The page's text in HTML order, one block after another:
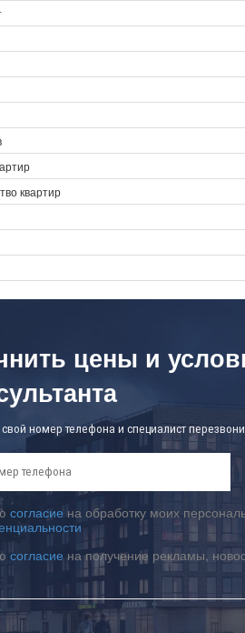
квартир
цены и
свой номер телефона и специалист
согласие на обработку моих
согласие на получение рекламы,